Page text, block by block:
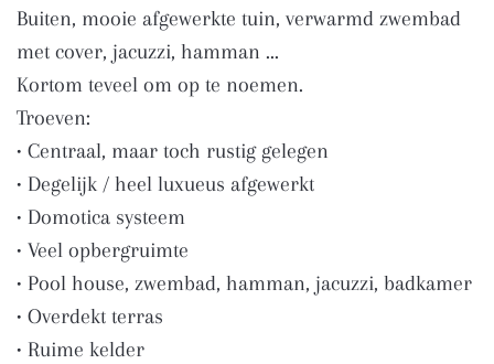
Buiten, mooie afgewerkte tuin, verwarmd zwembad
met cover, jacuzzi, hamman ...
Kortom teveel om op te noemen.
Troeven:
• Centraal, maar toch rustig gelegen
• Degelijk / heel luxueus afgewerkt
• Domotica systeem
• Veel opbergruimte
• Pool house, zwembad, hamman, jacuzzi, badkamer
• Overdekt terras
• Ruime kelder